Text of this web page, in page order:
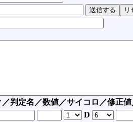
／判定名／数値／サイコロ／修正
D